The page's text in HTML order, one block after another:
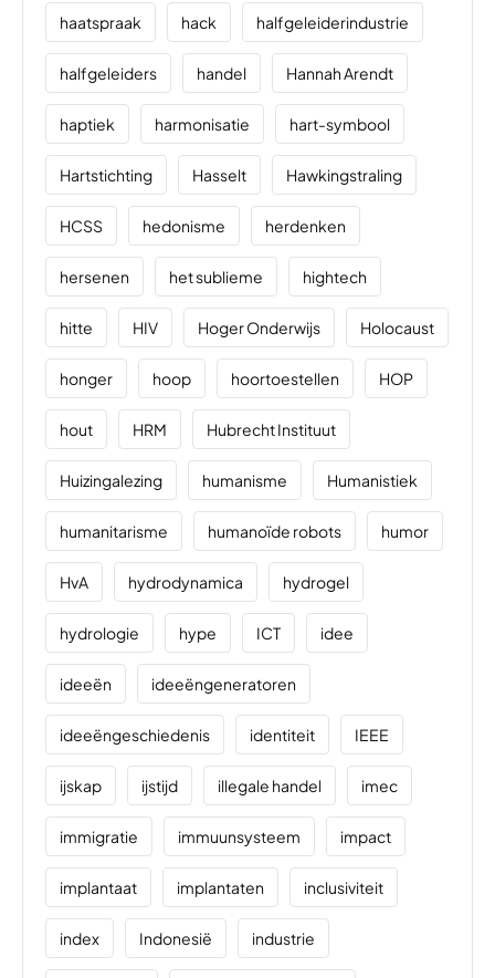
haatspraak hack halfgeleiderindustrie
halfgeleiders handel Hannah Arendt
haptiek harmonisatie hart-symbool
Hartstichting Hasselt Hawkingstraling
HCSS hedonisme herdenken
hersenen het sublieme hightech
hitte HIV Hoger Onderwijs Holocaust
honger hoop hoortoestellen HOP
hout HRM Hubrecht Instituut
Huizingalezing humanisme Humanistiek
humanitarisme humanoïde robots humor
HvA hydrodynamica hydrogel
hydrologie hype ICT idee
ideeën ideeëngeneratoren
ideeëngeschiedenis identiteit IEEE
ijskap ijstijd illegale handel imec
immigratie immuunsysteem impact
implantaat implantaten inclusiviteit
index Indonesië industrie